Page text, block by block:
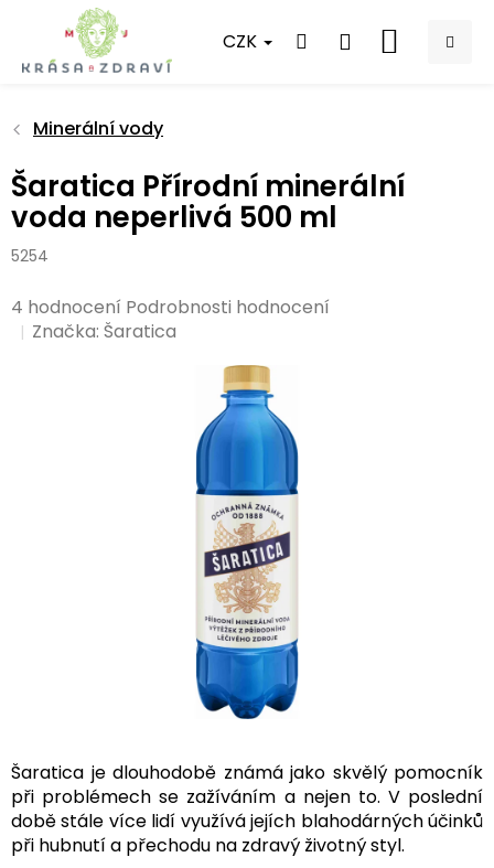
obsah
CZK
NÁKUPNÍ
Minerální vody
Šaratica Přírodní minerální
voda neperlivá 500 ml
5254
Průměrné
hodnocení
4 hodnocení Podrobnosti hodnocení
Značka:Šaratica
Šaratica je dlouhodobě známá jako skvělý pomocník
při problémech se zažíváním a nejen to. V poslední
době stále více lidí využívá jejích blahodárných účinků
při hubnutí a přechodu na zdravý životný styl.